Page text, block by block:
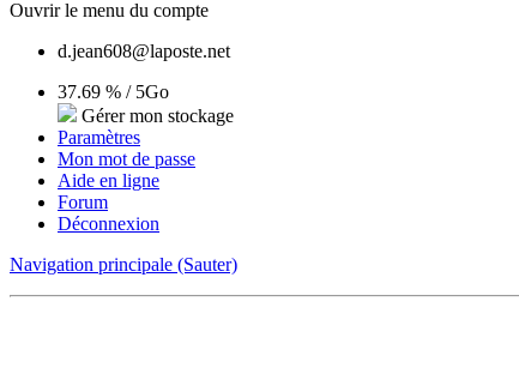
Ouvrir le menu du compte
d.jean608@laposte.net
37.69 % / 5Go
Gérer mon stockage
Paramètres
Mon mot de passe
Aide en ligne
Forum
Déconnexion
Navigation principale (Sauter)